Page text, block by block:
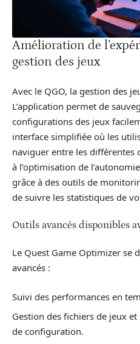
Amélioration de
gestion des jeux
Avec le QGO, la gestion des
L’application permet de
configurations des jeux
interface simplifiée où les
naviguer entre les différentes
à l’optimisation de
grâce à des outils de
de suivre les statistiques de
Outils avancés disponibles
Le Quest Game Optimizer se
avancés :
Suivi des performances en
Gestion des fichiers de jeux
de configuration.